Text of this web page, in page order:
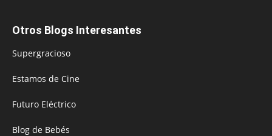
Otros Blogs Interesantes
Supergracioso
Estamos de Cine
Futuro Eléctrico
Blog de Bebés